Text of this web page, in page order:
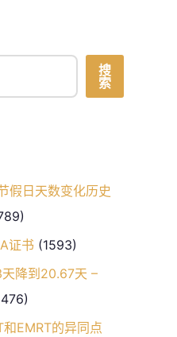
搜
索
假日天数变化历史
证书 (1593)
降到20.67天 –
EMRT的异同点